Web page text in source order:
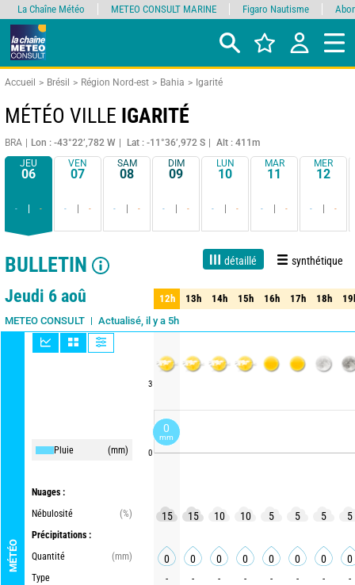
Accueil Brésil Région Nord-est Bahia Igarité
MÉTÉO VILLE IGARITÉ
BRA Lon : -43°22’,782 W Lat : -11°36’,972 S
Alt : 411m
JEU
06
- -
VEN
07
- -
SAM
08
- -
DIM
09
- -
LUN
10
- -
MAR
11
- -
MER
12
- -
BULLETIN détaillé synthétique
1 jour 3 jours 15 jours Fiabilité 90%
Jeudi 6 aoû
METEO CONSULT Actualisé, il y a 5h
MÉTÉO
Pluie (mm)
Nuages :
Nébulosité
(%)
Précipitations :
Quantité
(mm)
Type
3
0
12h 13h 14h 15h 16h 17h 18h
12h 13h 14h 15h 16h 17h 18h
15 15 10 10 5 5 5 5
0 0 0 0 0 0 0 0
- - - - - - - -
La Chaîne Météo METEO CONSULT MARINE Figaro Nautisme
0
mm